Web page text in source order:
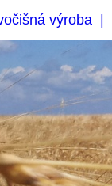
výroba |